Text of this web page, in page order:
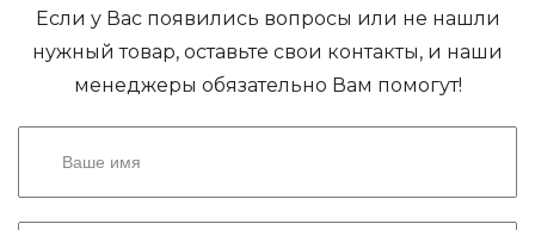
Если у Вас появились вопросы или не нашли
нужный товар, оставьте свои контакты, и наши
менеджеры обязательно Вам помогут!